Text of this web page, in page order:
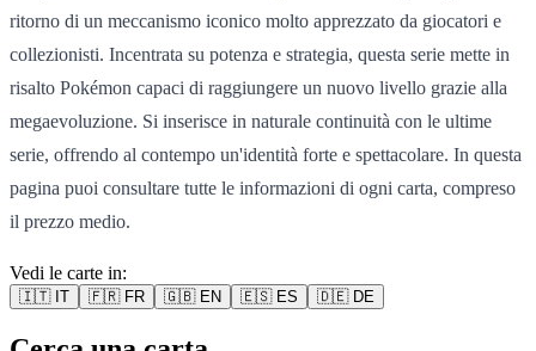
ritorno di un meccanismo iconico molto apprezzato da giocatori e
collezionisti. Incentrata su potenza e strategia, questa serie mette in
risalto Pokémon capaci di raggiungere un nuovo livello grazie alla
megaevoluzione. Si inserisce in naturale continuità con le ultime
serie, offrendo al contempo un'identità forte e spettacolare. In questa
pagina puoi consultare tutte le informazioni di ogni carta, compreso
il prezzo medio.
Vedi le carte in:
🇮🇹IT 🇫🇷FR 🇬🇧EN 🇪🇸ES 🇩🇪DE